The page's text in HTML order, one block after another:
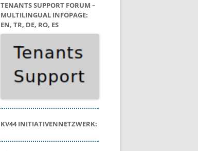
TENANTS SUPPORT FORUM –
MULTILINGUAL INFOPAGE:
EN, TR, DE, RO, ES
KV44 INITIATIVENNETZWERK: